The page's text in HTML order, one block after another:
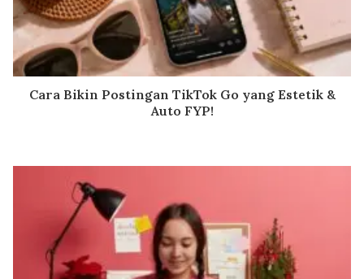
Cara Bikin Postingan TikTok Go yang Estetik &
Auto FYP!